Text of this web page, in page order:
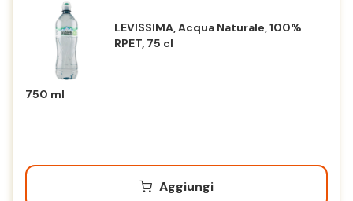
LEVISSIMA, Acqua Naturale, 100%
RPET, 75 cl
750 ml
Aggiungi